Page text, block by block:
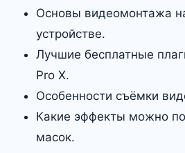
Основы видеомонтажа
устройстве.
Лучшие бесплатные
Pro X.
Особенности съёмки
Какие эффекты можно
масок.